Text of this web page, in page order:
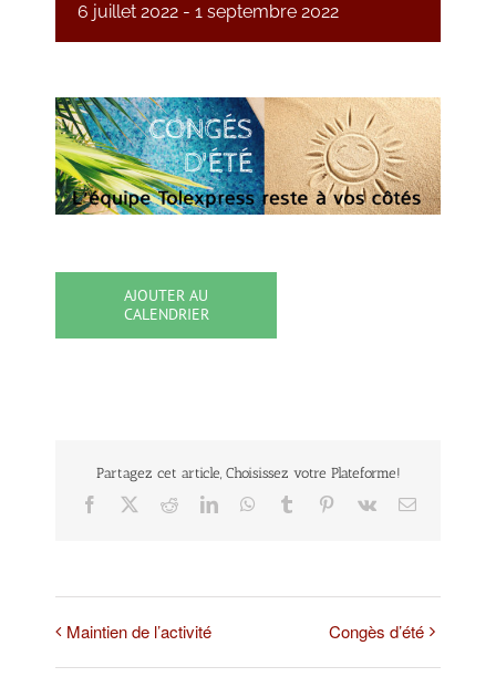
6 juillet 2022 - 1 septembre 2022
AJOUTER AU
CALENDRIER
Partagez cet article, Choisissez votre Plateforme!
Facebook RedditLinkedInWhatsApp
Tumblr Pinterest
Vk Email
Maintien de l’activité Congès d’été